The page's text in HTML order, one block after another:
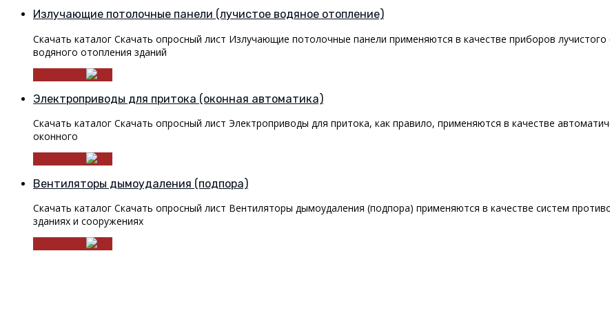
Излучающие потолочные панели (лучистое водяное отопление)
Скачать каталог Скачать опросный лист Излучающие потолочные панели применяются в качестве приборов
водяного отопления зданий
Электроприводы для притока (оконная автоматика)
Скачать каталог Скачать опросный лист Электроприводы для притока, как правило, применяются в качестве
оконного
Вентиляторы дымоудаления (подпора)
Скачать каталог Скачать опросный лист Вентиляторы дымоудаления (подпора) применяются в качестве систем
зданиях и сооружениях